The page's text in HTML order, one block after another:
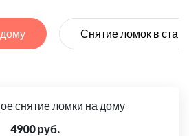
Снятие ломок в
снятие ломки на дому
4900 руб.